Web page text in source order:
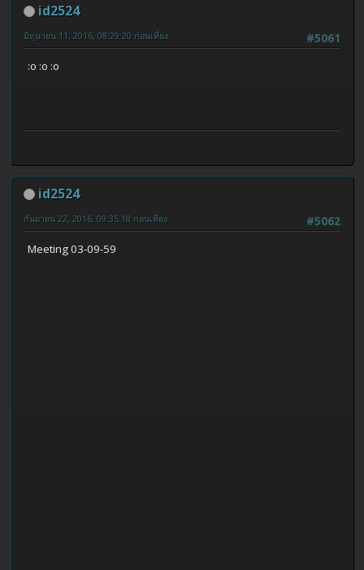
id2524
#5061
มิถุนายน 11, 2016, 08:29:20 ก่อนเที่ยง
:o :o :o
id2524
#5062
กันยายน 22, 2016, 09:35:18 ก่อนเที่ยง
Meeting 03-09-59